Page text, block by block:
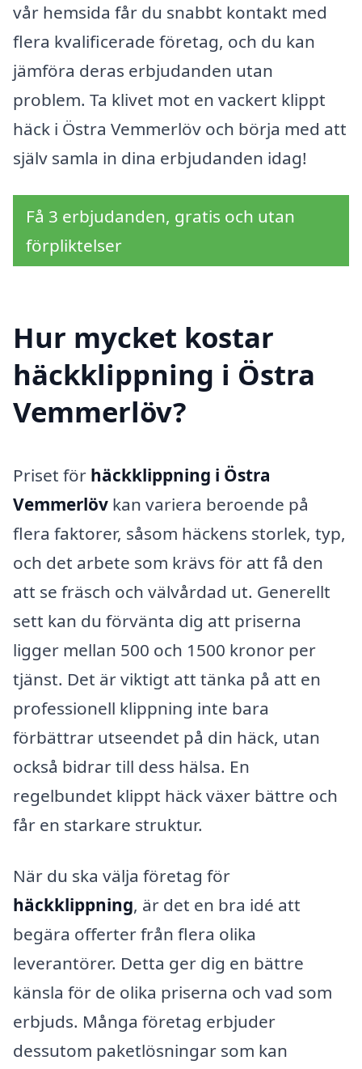
vår hemsida får du snabbt kontakt med
flera kvalificerade företag, och du kan
jämföra deras erbjudanden utan
problem. Ta klivet mot en vackert klippt
häck i Östra Vemmerlöv och börja med att
själv samla in dina erbjudanden idag!
Få 3 erbjudanden, gratis och utan
förpliktelser
Hur mycket kostar
häckklippning i Östra
Vemmerlöv?
Priset för häckklippning i Östra
Vemmerlöv kan variera beroende på
flera faktorer, såsom häckens storlek, typ,
och det arbete som krävs för att få den
att se fräsch och välvårdad ut. Generellt
sett kan du förvänta dig att priserna
ligger mellan 500 och 1500 kronor per
tjänst. Det är viktigt att tänka på att en
professionell klippning inte bara
förbättrar utseendet på din häck, utan
också bidrar till dess hälsa. En
regelbundet klippt häck växer bättre och
får en starkare struktur.
När du ska välja företag för
häckklippning, är det en bra idé att
begära offerter från flera olika
leverantörer. Detta ger dig en bättre
känsla för de olika priserna och vad som
erbjuds. Många företag erbjuder
dessutom paketlösningar som kan